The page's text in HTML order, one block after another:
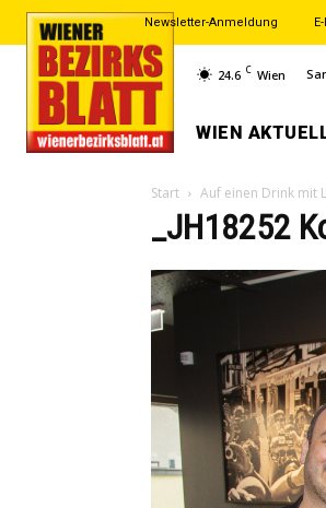
Newsletter-Anmeldung
24.6 C Wien
WIEN
Start Auf einen Drink mit
_JH18252